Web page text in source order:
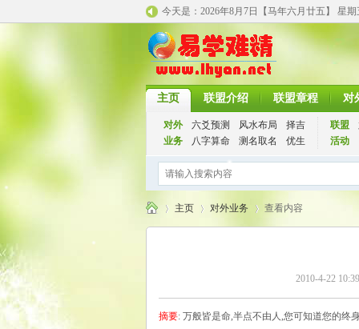
今天是： 2026年8月7日【马年六月廿五】 星
主页 联盟介绍 联盟章程 对
对外 六爻预测 风水布局
择吉
业务
八字算命 测名取名 优生
联盟
活动
主页 对外业务 查看内容
2010-4-22 10:39
摘要: 万般皆是命,半点不由人,您可知道您的终